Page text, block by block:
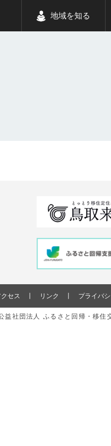
地域を知る
クセス リンク プライバ
益社団法人 ふるさと回帰・移